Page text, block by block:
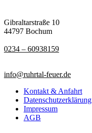
Gibraltarstraße 10
44797 Bochum
0234 – 60938159
info@ruhrtal-feuer.de
Kontakt & Anfahrt
Datenschutzerklärung
Impressum
AGB